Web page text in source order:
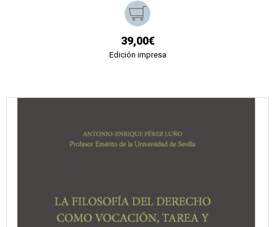
39,00€
Edición impresa